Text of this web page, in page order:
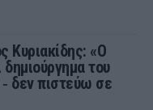
Κυριακίδης: «Ο
δημιούργημα του
δεν πιστεύω σε